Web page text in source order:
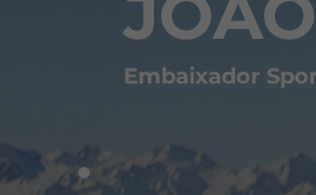
Embaixador